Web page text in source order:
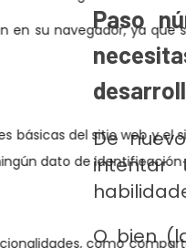
Paso
De
intentar
O bien